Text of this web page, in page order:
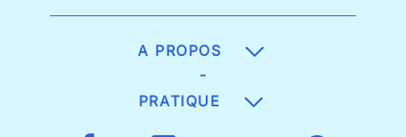
A PROPOS
-
PRATIQUE